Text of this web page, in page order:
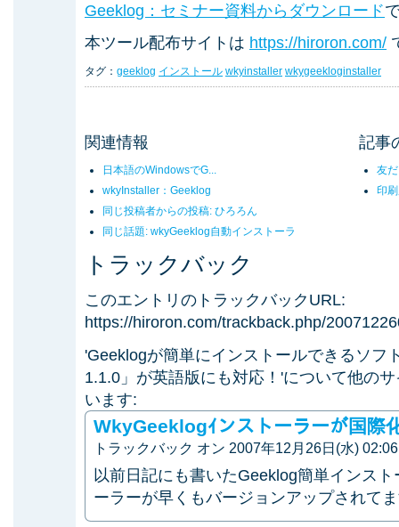
Geeklog：セミナー資料からダウンロード
本ツール配布サイトは https://hiroron.com/
タグ： geeklog インストール wkyinstaller wkygeekloginstaller
関連情報
日本語のWindowsでG...
wkyInstaller：Geeklog
同じ投稿者からの投稿: ひろろん
同じ話題: wkyGeeklog自動インストーラ
記事
友
印
トラックバック
このエントリのトラックバックURL:
https://hiroron.com/trackback.php/
'Geeklogが簡単にインストールできるソフ
1.1.0」が英語版にも対応！'について他の
います:
WkyGeeklogｲンストーラーが国際
トラックバック オン 2007年12月26日(水)
以前日記にも書いたGeeklog簡単インス
ーラーが早くもバージョンアップされて